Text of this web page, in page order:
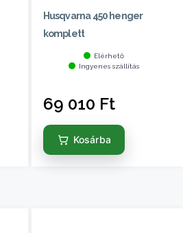
Husqvarna 450 henger
komplett
Elérhető
Ingyenes szállítás
69 010 Ft
Kosárba